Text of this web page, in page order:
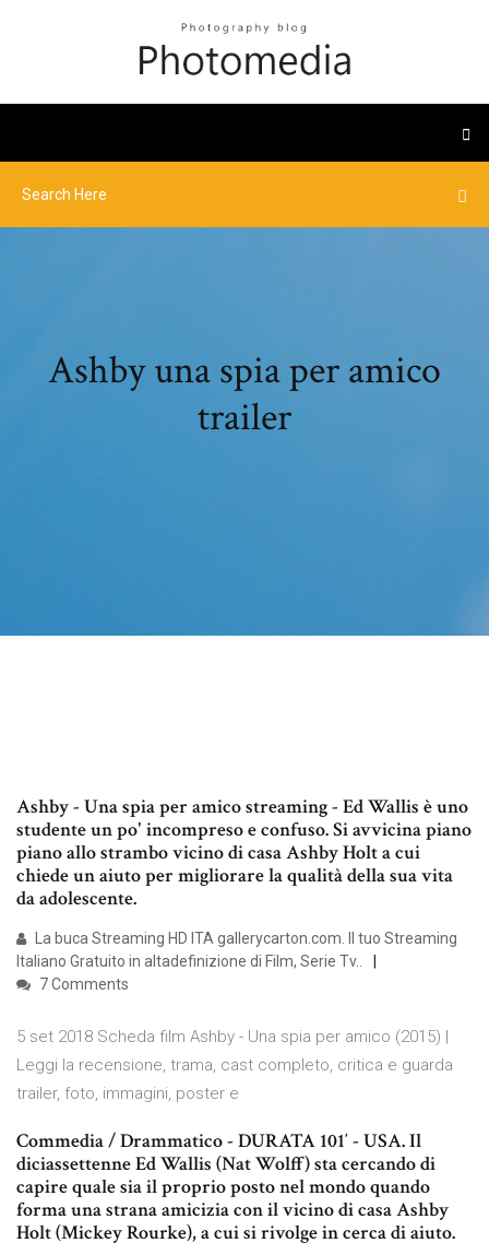
Ashby una spia per amico
trailer
Ashby - Una spia per amico streaming - Ed Wallis è uno
studente un po' incompreso e confuso. Si avvicina piano
piano allo strambo vicino di casa Ashby Holt a cui
chiede un aiuto per migliorare la qualità della sua vita
da adolescente.
La buca Streaming HD ITA gallerycarton.com. Il tuo Streaming
Italiano Gratuito in altadefinizione di Film, Serie Tv..
7 Comments
5 set 2018 Scheda film Ashby - Una spia per amico (2015) |
Leggi la recensione, trama, cast completo, critica e guarda
trailer, foto, immagini, poster e
Commedia / Drammatico - DURATA 101′ - USA. Il
diciassettenne Ed Wallis (Nat Wolff) sta cercando di
capire quale sia il proprio posto nel mondo quando
forma una strana amicizia con il vicino di casa Ashby
Holt (Mickey Rourke), a cui si rivolge in cerca di aiuto.